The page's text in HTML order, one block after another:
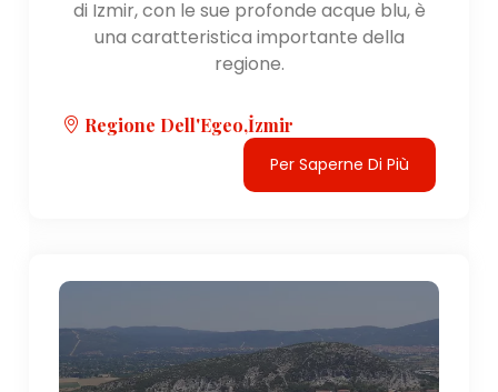
di Izmir, con le sue profonde acque blu, è
una caratteristica importante della
regione.
Regione Dell'Egeo,İzmir
Per Saperne Di Più